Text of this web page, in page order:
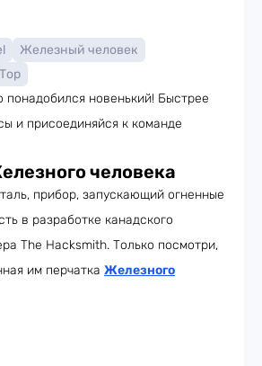
Железный человек
Тор
понадобился новенький! Быстрее
и присоединяйся к команде
человека
прибор, запускающий огненные
в разработке канадского
The Hacksmith. Только посмотри,
им перчатка Железного